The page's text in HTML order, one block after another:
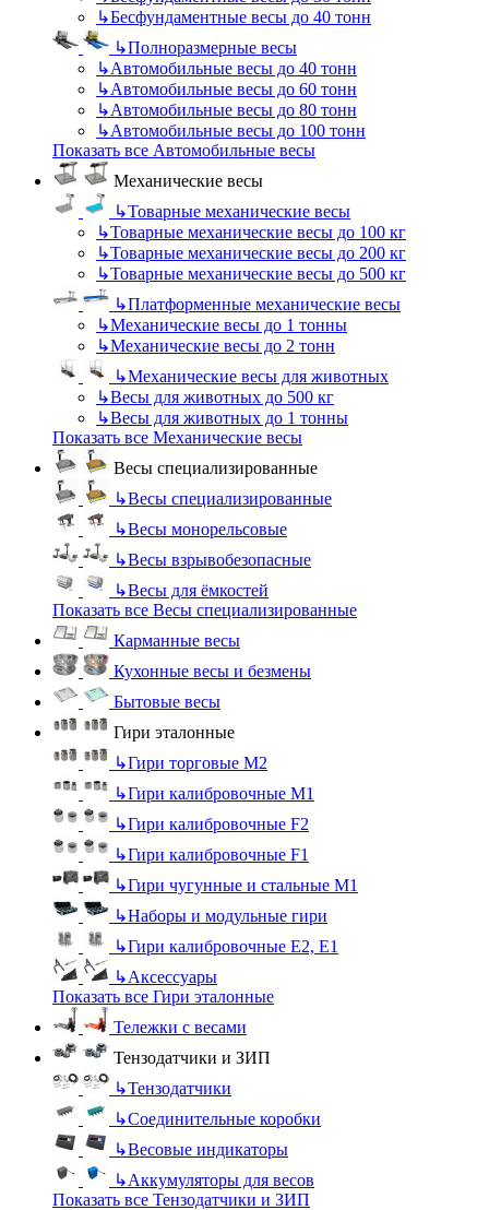
↳Бесфундаментные весы до 40 тонн
↳Полноразмерные весы
↳Автомобильные весы до 40 тонн
↳Автомобильные весы до 60 тонн
↳Автомобильные весы до 80 тонн
↳Автомобильные весы до 100 тонн
Показать все Автомобильные весы
Механические весы
↳Товарные механические весы
↳Товарные механические весы до 100 кг
↳Товарные механические весы до 200 кг
↳Товарные механические весы до 500 кг
↳Платформенные механические весы
↳Механические весы до 1 тонны
↳Механические весы до 2 тонн
↳Механические весы для животных
↳Весы для животных до 500 кг
↳Весы для животных до 1 тонны
Показать все Механические весы
Весы специализированные
↳Весы специализированные
↳Весы монорельсовые
↳Весы взрывобезопасные
↳Весы для ёмкостей
Показать все Весы специализированные
Карманные весы
Кухонные весы и безмены
Бытовые весы
Гири эталонные
↳Гири торговые М2
↳Гири калибровочные М1
↳Гири калибровочные F2
↳Гири калибровочные F1
↳Гири чугунные и стальные М1
↳Наборы и модульные гири
↳Гири калибровочные E2, Е1
↳Аксессуары
Показать все Гири эталонные
Тележки с весами
Тензодатчики и ЗИП
↳Тензодатчики
↳Соединительные коробки
↳Весовые индикаторы
↳Аккумуляторы для весов
Показать все Тензодатчики и ЗИП